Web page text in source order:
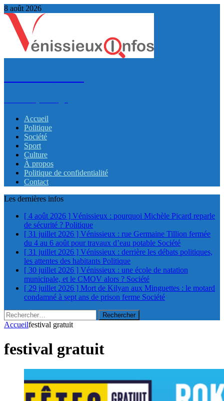
8 août 2026
Accueil
Politique
Société
Sport
Culture
À propos
Politique de confidentialité
Contact
Les dernières infos
[ 4 août 2026 ] Vénissieux : pourquoi Michèle Picard reparle
de sécurité ? Politique
[ 31 juillet 2026 ] Vénissieux : rue Germaine Tillion fermée
du 4 au 6 août pour travaux d’eau potable Société
[ 31 juillet 2026 ] Vénissieux : derrière les débats politiques,
les attentes des habitants Politique
[ 30 juillet 2026 ] Vénissieux : une école de natation
municipale, et le CMOV alors ? Société
[ 29 juillet 2026 ] Mort de Kilyan aux Minguettes : le motard
condamné à sept ans de prison ferme Société
Rechercher :
Accueilfestival gratuit
festival gratuit